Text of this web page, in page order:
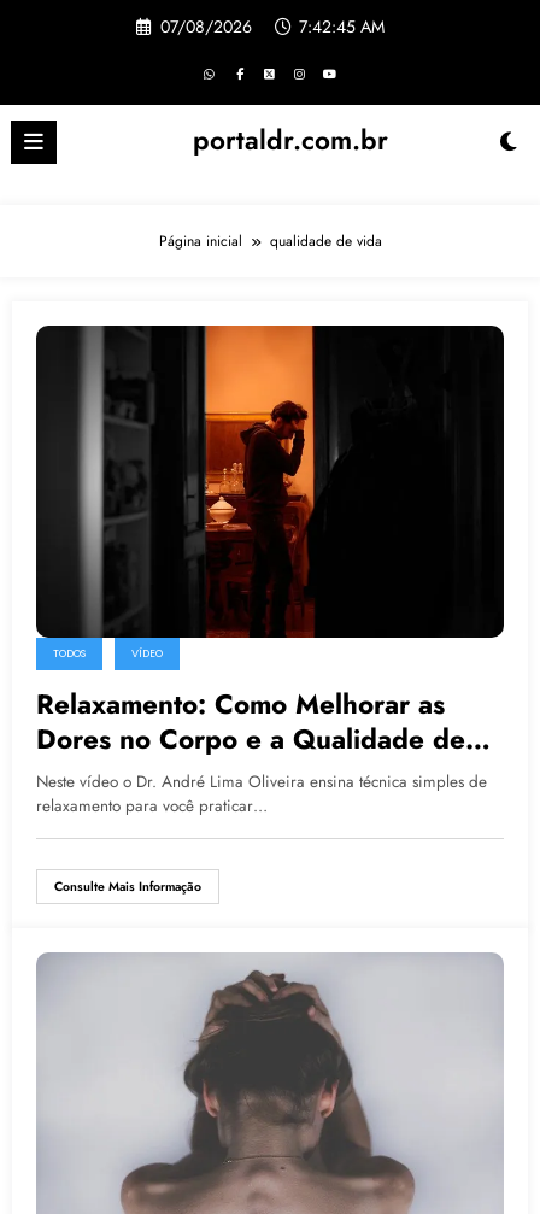
07/08/2026 7:42:46 AM
portaldr.com.br
Página inicial qualidade de vida
TODOS VÍDEO
Relaxamento: Como Melhorar as
Dores no Corpo e a Qualidade de
Vida
Neste vídeo o Dr. André Lima Oliveira ensina técnica simples de
relaxamento para você praticar…
Consulte Mais Informação